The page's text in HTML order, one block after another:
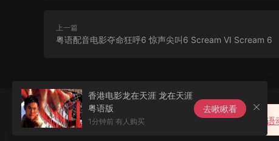
上一篇
粤语配音电影夺命狂呼6 惊声尖叫6 Scream VI Scream 6
香港电影龙在天涯 龙在天涯
粤语版
1分钟前 有人购买
去瞅瞅看
粤动画(粤语动画&粤